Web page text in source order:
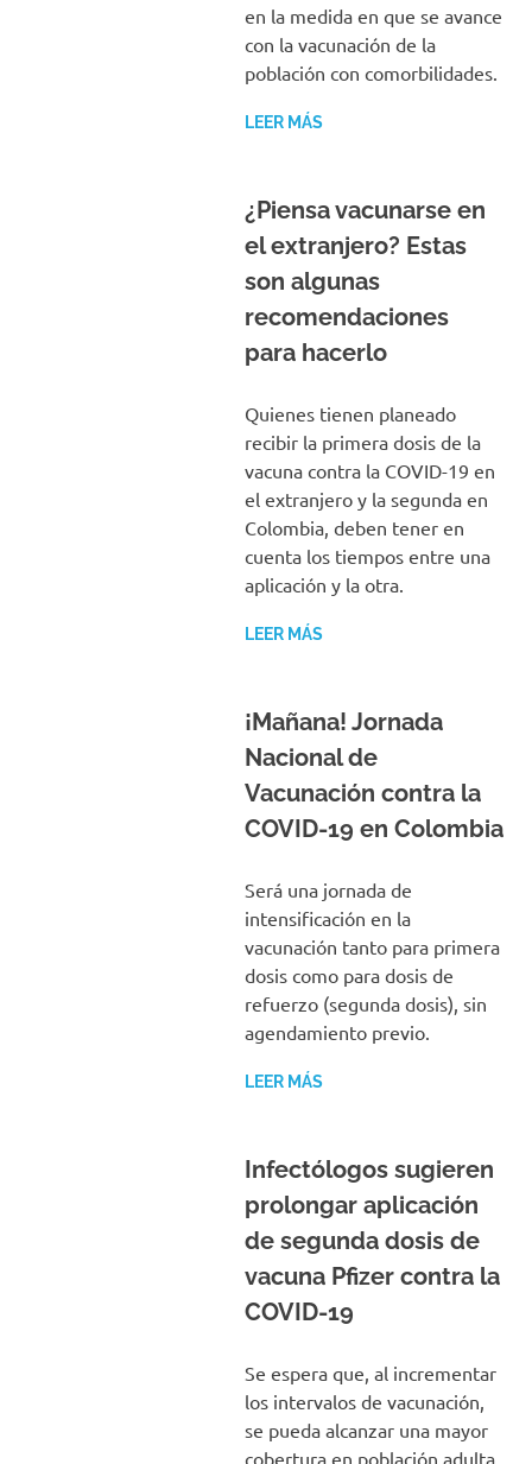
en la medida en que se avance
con la vacunación de la
población con comorbilidades.
LEER MÁS
¿Piensa vacunarse en
el extranjero? Estas
son algunas
recomendaciones
para hacerlo
Quienes tienen planeado
recibir la primera dosis de la
vacuna contra la COVID-19 en
el extranjero y la segunda en
Colombia, deben tener en
cuenta los tiempos entre una
aplicación y la otra.
LEER MÁS
¡Mañana! Jornada
Nacional de
Vacunación contra la
COVID-19 en Colombia
Será una jornada de
intensificación en la
vacunación tanto para primera
dosis como para dosis de
refuerzo (segunda dosis), sin
agendamiento previo.
LEER MÁS
Infectólogos sugieren
prolongar aplicación
de segunda dosis de
vacuna Pfizer contra la
COVID-19
Se espera que, al incrementar
los intervalos de vacunación,
se pueda alcanzar una mayor
cobertura en población adulta,